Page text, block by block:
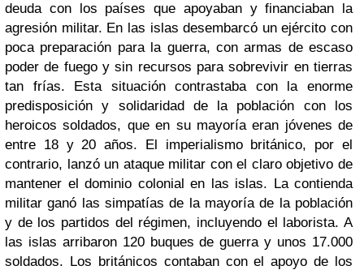
deuda con los países que apoyaban y financiaban la
agresión militar. En las islas desembarcó un ejército con
poca preparación para la guerra, con armas de escaso
poder de fuego y sin recursos para sobrevivir en tierras
tan frías. Esta situación contrastaba con la enorme
predisposición y solidaridad de la población con los
heroicos soldados, que en su mayoría eran jóvenes de
entre 18 y 20 años. El imperialismo británico, por el
contrario, lanzó un ataque militar con el claro objetivo de
mantener el dominio colonial en las islas. La contienda
militar ganó las simpatías de la mayoría de la población
y de los partidos del régimen, incluyendo el laborista. A
las islas arribaron 120 buques de guerra y unos 17.000
soldados. Los británicos contaban con el apoyo de los